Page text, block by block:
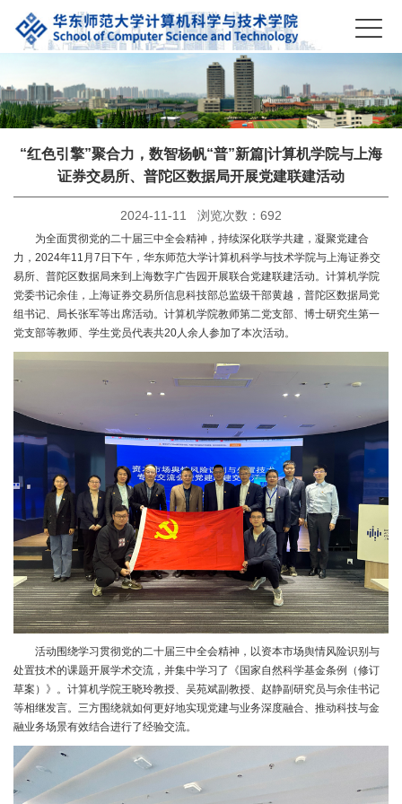
“红色引擎”聚合力，数智杨帆“普”新篇|计算机学院与上海
证券交易所、普陀区数据局开展党建联建活动
2024-11-11 浏览次数： 692
为全面贯彻党的二十届三中全会精神，持续深化联学共建，凝聚党建合
力，2024年11月7日下午，华东师范大学计算机科学与技术学院与上海证券交
易所、普陀区数据局来到上海数字广告园开展联合党建联建活动。计算机学院
党委书记余佳，上海证券交易所信息科技部总监级干部黄越，普陀区数据局党
组书记、局长张军等出席活动。计算机学院教师第二党支部、博士研究生第一
党支部等教师、学生党员代表共20人余人参加了本次活动。
活动围绕学习贯彻党的二十届三中全会精神，以资本市场舆情风险识别与
处置技术的课题开展学术交流，并集中学习了《国家自然科学基金条例（修订
草案）》。计算机学院王晓玲教授、吴苑斌副教授、赵静副研究员与余佳书记
等相继发言。三方围绕就如何更好地实现党建与业务深度融合、推动科技与金
融业务场景有效结合进行了经验交流。